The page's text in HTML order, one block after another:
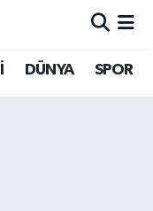
DÜNYA SPOR